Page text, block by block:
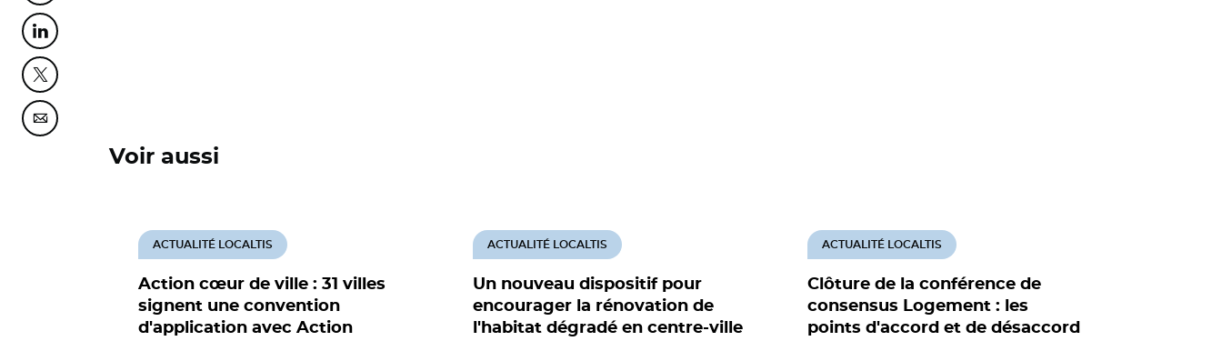
Partager cette page sur Linkedin
Partager cette page sur Twitter
Partager cette page sur Courriel
Voir aussi
Action cœur de ville : 31 villes
signent une convention
d'application avec Action
ACTUALITÉ LOCALTIS
Un nouveau dispositif pour
encourager la rénovation de
l'habitat dégradé en centre-ville
ACTUALITÉ LOCALTIS
Clôture de la conférence de
consensus Logement : les
points d'accord et de désaccord
ACTUALITÉ LOCALTIS